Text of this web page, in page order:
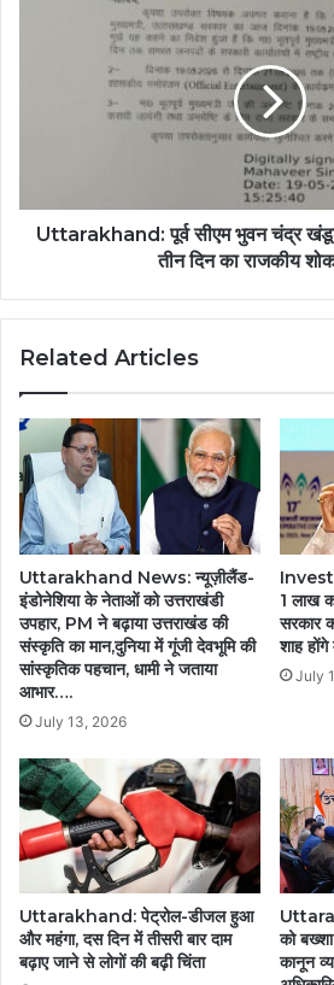
Uttarakhand: पूर्व सीएम भुवन चंद्र
तीन दिन का राजकीय
Related Articles
Uttarakhand News: न्यूज़ीलैंड-
इंडोनेशिया के नेताओं को उत्तराखंडी
उपहार, PM ने बढ़ाया उत्तराखंड की
संस्कृति का मान,दुनिया में गूंजी देवभूमि की
सांस्कृतिक पहचान, धामी ने जताया
आभार….
July 13, 2026
1 लाख
सरकार
शाह
July
Uttarakhand: पेट्रोल-डीजल हुआ
और महंगा, दस दिन में तीसरी बार दाम
बढ़ाए जाने से लोगों की बढ़ी चिंता
को
कानून